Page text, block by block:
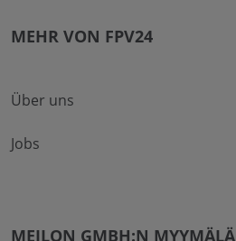
MEHR VON FPV24
Über uns
Jobs
MEILON GMBH:N MYYMÄLÄ